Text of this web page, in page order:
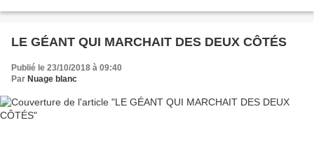
LE GÉANT QUI MARCHAIT DES DEUX CÔTÉS
Publié le 23/10/2018 à 09:40
Par Nuage blanc